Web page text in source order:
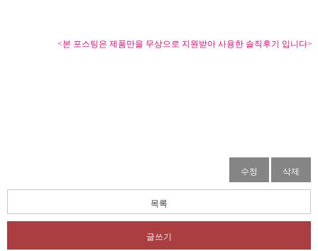
<본 포스팅은 제품만을 무상으로 지원받아 사용한 솔직후기 입니다>
수정 삭제
목록
글쓰기